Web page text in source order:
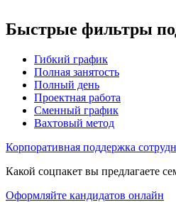
Быстрые фильтры
Гибкий график
Полная занятость
Полный день
Проектная работа
Сменный график
Вахтовый метод
Корпоративная поддержка
Какой соцпакет вы предлагаете
Оформляйте кандидатов онлайн